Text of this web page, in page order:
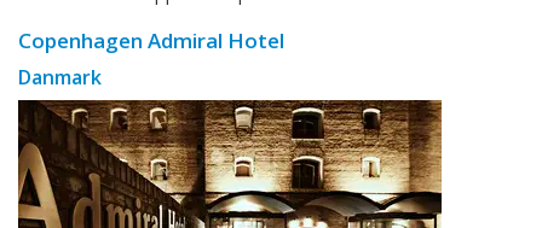
Copenhagen Admiral Hotel
Danmark